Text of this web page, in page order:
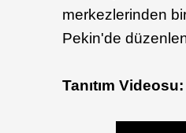
merkezlerinden
Pekin'de
Tanıtım Videosu: